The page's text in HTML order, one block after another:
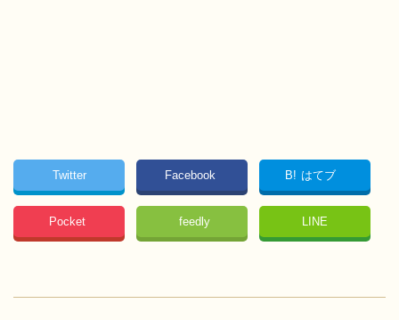
Twitter Facebook B! はてブ
Pocket feedly LINE